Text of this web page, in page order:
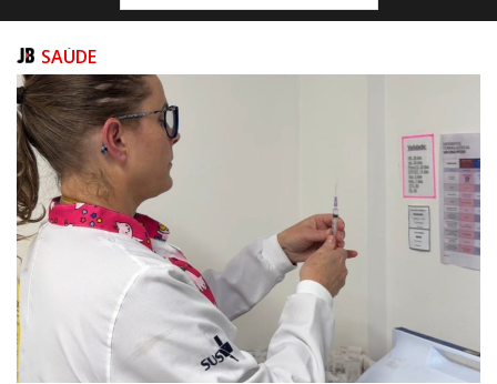
NOTÍCIAS
PUBLICAÇÕES LEGAIS
CONTATO
SAÚDE